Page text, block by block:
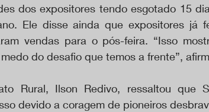
dos expositores tendo esgotado 15
Ele disse ainda que expositores já
vendas para o pós-feira. “Isso
do desafio que temos a frente”,
Rural, Ilson Redivo, ressaltou que
devido a coragem de pioneiros